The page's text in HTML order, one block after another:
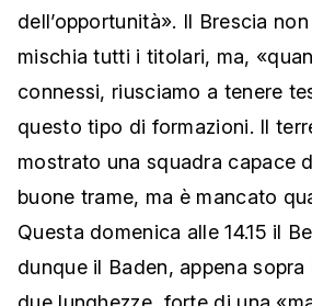
dell’opportunità». Il Brescia
mischia tutti i titolari, ma,
connessi, riusciamo a tenere
questo tipo di formazioni. Il
mostrato una squadra capace
buone trame, ma è mancato
Questa domenica alle 14.15 il
dunque il Baden, appena